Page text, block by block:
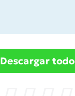
Descargar todo